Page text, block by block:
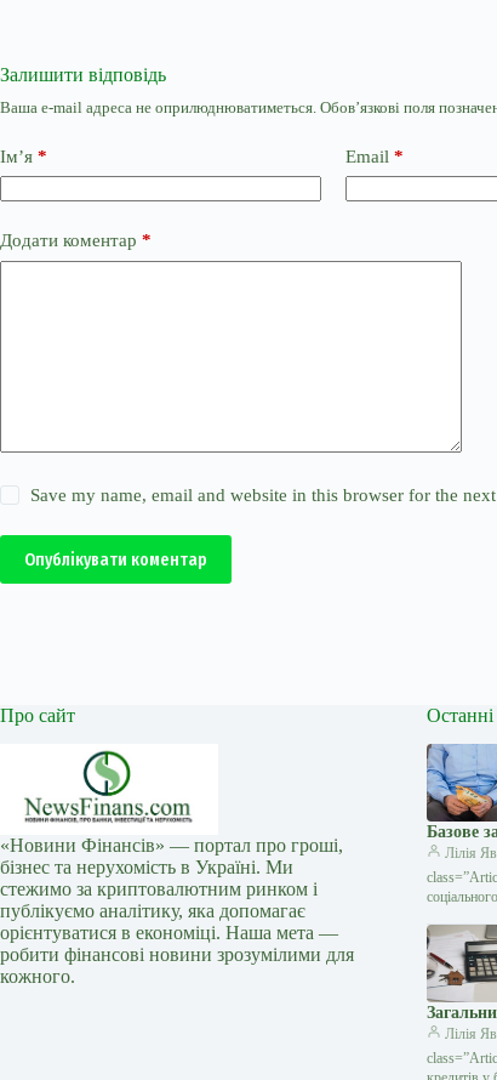
Залишити відповідь
Ваша e-mail адреса не оприлюднюватиметься. Обов’язкові поля
Ім’я * Email *
Додати коментар *
Save my name, email and website in this browser for the
Опублікувати коментар
Про сайт
«Новини Фінансів» — портал про гроші,
бізнес та нерухомість в Україні. Ми
стежимо за криптовалютним ринком і
публікуємо аналітику, яка допомагає
орієнтуватися в економіці. Наша мета —
робити фінансові новини зрозумілими для
кожного.
Базове
Лілія
Лілія